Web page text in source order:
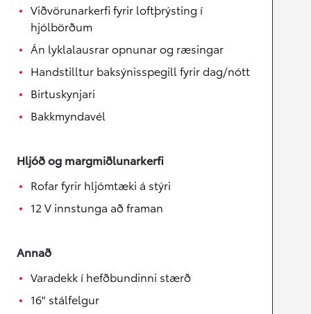
Viðvörunarkerfi fyrir loftþrýsting í
hjólbörðum
Án lyklalausrar opnunar og ræsingar
Handstilltur baksýnisspegill fyrir dag/nótt
Birtuskynjari
Bakkmyndavél
Hljóð og margmiðlunarkerfi
Rofar fyrir hljómtæki á stýri
12 V innstunga að framan
Annað
Varadekk í hefðbundinni stærð
16" stálfelgur